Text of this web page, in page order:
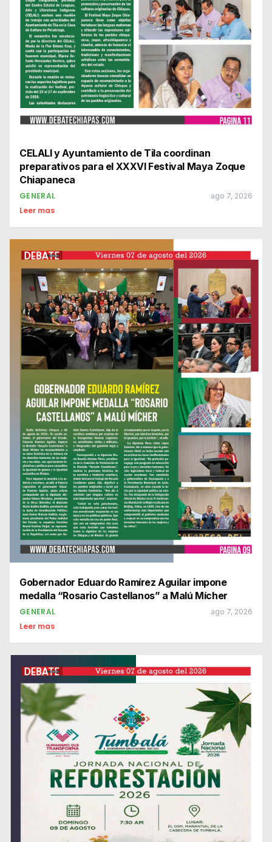
CELALI y Ayuntamiento de Tila coordinan
preparativos para el XXXVI Festival Maya Zoque
Chiapaneca
GENERAL ago 7, 2026
Leer mas
Gobernador Eduardo Ramírez Aguilar impone
medalla “Rosario Castellanos” a Malú Mícher
GENERAL ago 7, 2026
Leer mas